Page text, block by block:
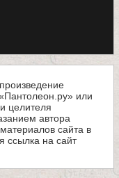
или
целителя
автора
сайта в
ссылка на сайт